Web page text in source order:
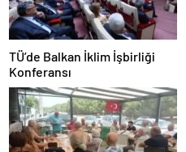
TÜ’de Balkan İklim İşbirliği
Konferansı